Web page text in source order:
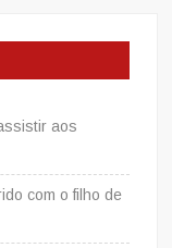
aos
com o filho de